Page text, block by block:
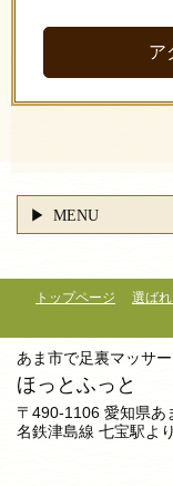
ア
MENU
トップページ 選ば
あま市で足裏マッサ
ほっとふっと
〒490-1106 愛知県
名鉄津島線 七宝駅よ